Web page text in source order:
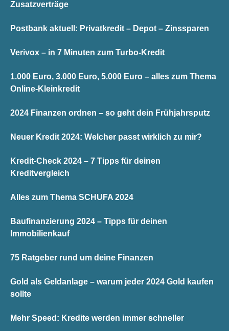
Zusatzverträge
Postbank aktuell: Privatkredit – Depot – Zinssparen
Verivox – in 7 Minuten zum Turbo-Kredit
1.000 Euro, 3.000 Euro, 5.000 Euro – alles zum Thema
Online-Kleinkredit
2024 Finanzen ordnen – so geht dein Frühjahrsputz
Neuer Kredit 2024: Welcher passt wirklich zu mir?
Kredit-Check 2024 – 7 Tipps für deinen
Kreditvergleich
Alles zum Thema SCHUFA 2024
Baufinanzierung 2024 – Tipps für deinen
Immobilienkauf
75 Ratgeber rund um deine Finanzen
Gold als Geldanlage – warum jeder 2024 Gold kaufen
sollte
Mehr Speed: Kredite werden immer schneller